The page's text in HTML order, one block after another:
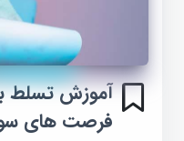
آموزش تسلط
فرصت های